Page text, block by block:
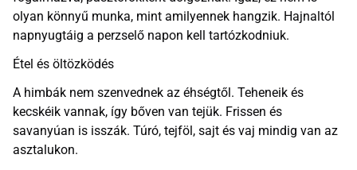
olyan könnyű munka, mint amilyennek hangzik. Hajnaltól
napnyugtáig a perzselő napon kell tartózkodniuk.
Étel és öltözködés
A himbák nem szenvednek az éhségtől. Teheneik és
kecskéik vannak, így bőven van tejük. Frissen és
savanyúan is isszák. Túró, tejföl, sajt és vaj mindig van az
asztalukon.